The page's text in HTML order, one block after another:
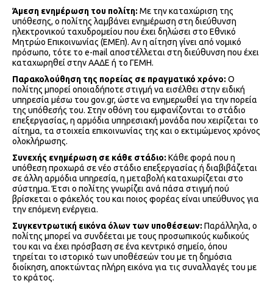
Άμεση ενημέρωση του πολίτη: Με την καταχώριση της
υπόθεσης, ο πολίτης λαμβάνει ενημέρωση στη διεύθυνση
ηλεκτρονικού ταχυδρομείου που έχει δηλώσει στο Εθνικό
Μητρώο Επικοινωνίας (ΕΜΕπ). Αν η αίτηση γίνει από νομικό
πρόσωπο, τότε το e-mail αποστέλλεται στη διεύθυνση που έχει
καταχωρηθεί στην ΑΑΔΕ ή το ΓΕΜΗ.
Παρακολούθηση της πορείας σε πραγματικό χρόνο: Ο
πολίτης μπορεί οποιαδήποτε στιγμή να εισέλθει στην ειδική
υπηρεσία μέσω του gov.gr, ώστε να ενημερωθεί για την πορεία
της υπόθεσής του. Στην οθόνη του εμφανίζονται το στάδιο
επεξεργασίας, η αρμόδια υπηρεσιακή μονάδα που χειρίζεται το
αίτημα, τα στοιχεία επικοινωνίας της και ο εκτιμώμενος χρόνος
ολοκλήρωσης.
Συνεχής ενημέρωση σε κάθε στάδιο: Κάθε φορά που η
υπόθεση προχωρά σε νέο στάδιο επεξεργασίας ή διαβιβάζεται
σε άλλη αρμόδια υπηρεσία, η μεταβολή καταχωρίζεται στο
σύστημα. Έτσι ο πολίτης γνωρίζει ανά πάσα στιγμή πού
βρίσκεται ο φάκελός του και ποιος φορέας είναι υπεύθυνος για
την επόμενη ενέργεια.
Συγκεντρωτική εικόνα όλων των υποθέσεων: Παράλληλα, ο
πολίτης μπορεί να συνδέεται με τους προσωπικούς κωδικούς
του και να έχει πρόσβαση σε ένα κεντρικό σημείο, όπου
τηρείται το ιστορικό των υποθέσεών του με τη δημόσια
διοίκηση, αποκτώντας πλήρη εικόνα για τις συναλλαγές του με
το κράτος.